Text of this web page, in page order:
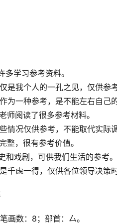
多学习参考资料。
是我个人的一孔之见，仅供参考
为一种参考，是不能左右自己的
师阅读了很多参考材料。
情况仅供参考，不能取代实际调
整，很有参考价值。
和戏剧，可供我们生活的参考。
千虑一得，仅供各位领导决策时
画数：8；部首：厶。